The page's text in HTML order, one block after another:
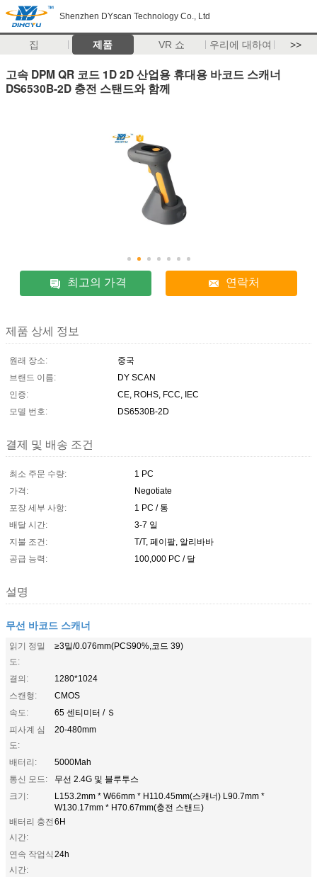
Shenzhen DYscan Technology Co., Ltd
집 제품 VR 쇼 우리에 대하여 >>
고속 DPM QR 코드 1D 2D 산업용 휴대용 바코드 스캐너
DS6530B-2D 충전 스탠드와 함께
최고의 가격 연락처
제품 상세 정보
원래 장소:
중국
브랜드 이름:
DY SCAN
인증:
CE, ROHS, FCC, IEC
모델 번호:
DS6530B-2D
결제 및 배송 조건
최소 주문 수량:
1 PC
가격:
Negotiate
포장 세부 사항:
1 PC / 통
배달 시간:
3-7 일
지불 조건:
T/T, 페이팔, 알리바바
공급 능력:
100,000 PC / 달
설명
무선 바코드 스캐너
읽기 정밀
도:
≥3밀/0.076mm(PCS90%,코드 39)
결의:
1280*1024
스캔형:
CMOS
속도:
65 센티미터 / Ｓ
피사계 심
도:
20-480mm
배터리:
5000Mah
통신 모드:
무선 2.4G 및 블루투스
크기:
L153.2mm * W66mm * H110.45mm(스캐너) L90.7mm *
W130.17mm * H70.67mm(충전 스탠드)
배터리 충전
시간:
6H
연속 작업식
시간:
24h